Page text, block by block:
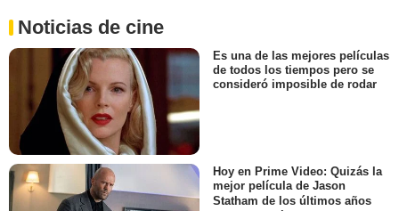
Noticias de cine
Es una de las mejores películas
de todos los tiempos pero se
consideró imposible de rodar
Hoy en Prime Video: Quizás la
mejor película de Jason
Statham de los últimos años